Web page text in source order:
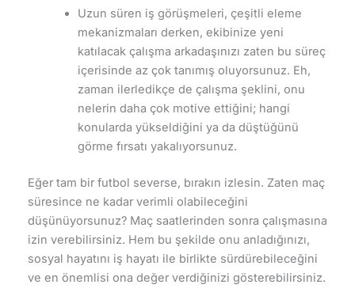
Uzun süren iş görüşmeleri, çeşitli eleme
mekanizmaları derken, ekibinize yeni
katılacak çalışma arkadaşınızı zaten bu süreç
içerisinde az çok tanımış oluyorsunuz. Eh,
zaman ilerledikçe de çalışma şeklini, onu
nelerin daha çok motive ettiğini; hangi
konularda yükseldiğini ya da düştüğünü
görme fırsatı yakalıyorsunuz.
Eğer tam bir futbol severse, bırakın izlesin. Zaten maç
süresince ne kadar verimli olabileceğini
düşünüyorsunuz? Maç saatlerinden sonra çalışmasına
izin verebilirsiniz. Hem bu şekilde onu anladığınızı,
sosyal hayatını iş hayatı ile birlikte sürdürebileceğini
ve en önemlisi ona değer verdiğinizi gösterebilirsiniz.